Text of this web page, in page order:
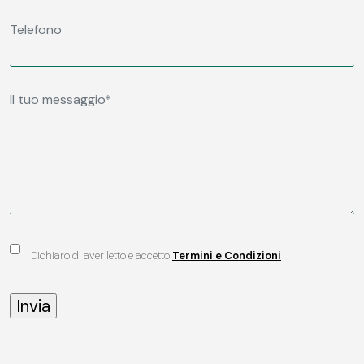
Dichiaro di aver letto e accetto Termini e Condizioni